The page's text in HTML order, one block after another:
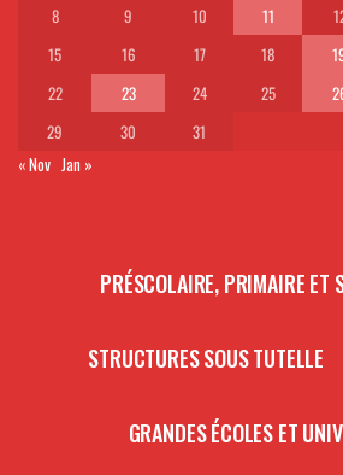
8
9 10 11
15
16 17 18
22
23 24 25
29
30
31
« Nov Jan »
PRÉSCOLAIRE, PRIMAIRE ET
STRUCTURES SOUS TUTELLE
GRANDES ÉCOLES ET